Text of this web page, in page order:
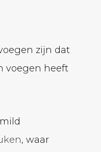
zijn dat
voegen heeft
, waar